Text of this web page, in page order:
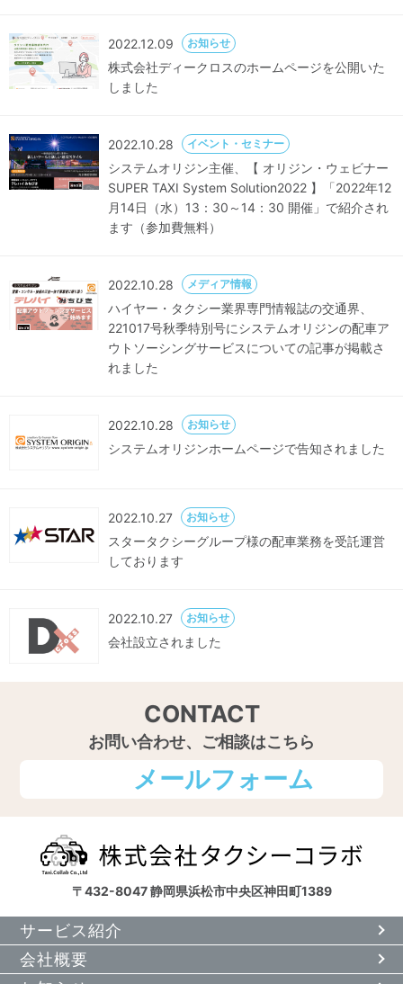
2022.12.09 お知らせ
株式会社ディークロスのホームページを公開いた
しました
2022.10.28 イベント・セミナー
システムオリジン主催、【 オリジン・ウェビナー
SUPER TAXI System Solution2022 】「2022年12
月14日（水）13：30～14：30 開催」で紹介され
ます（参加費無料）
2022.10.28 メディア情報
ハイヤー・タクシー業界専門情報誌の交通界、
221017号秋季特別号にシステムオリジンの配車ア
ウトソーシングサービスについての記事が掲載さ
れました
2022.10.28 お知らせ
システムオリジンホームページで告知されました
2022.10.27 お知らせ
スタータクシーグループ様の配車業務を受託運営
しております
2022.10.27 お知らせ
会社設立されました
CONTACT
お問い合わせ、ご相談はこちら
メールフォーム
〒432-8047 静岡県浜松市中央区神田町1389
サービス紹介
会社概要